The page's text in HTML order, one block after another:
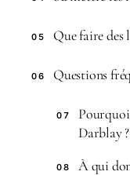
05 Que faire des
06 Questions
07
Darblay ?
08
À qui